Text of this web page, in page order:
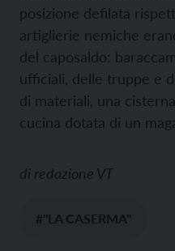
posizione defilata
artiglierie nemiche
del caposaldo:
ufficiali, delle truppe e
di materiali, una
cucina dotata di un
di redazione VT
#"LA CASERMA"